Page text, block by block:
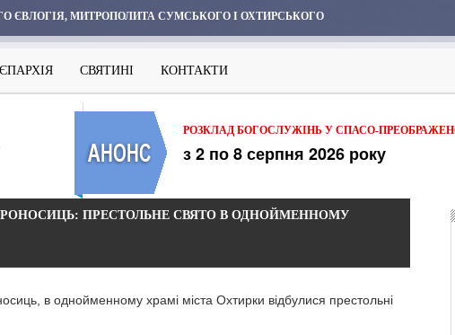
ЄВЛОГІЯ, МИТРОПОЛИТА СУМСЬКОГО І ОХТИРСЬКОГО
ЄПАРХІЯ СВЯТИНІ КОНТАКТИ
РОЗКЛАД БОГОСЛУЖІНЬ У СПАСО-
з 2 по 8 серпня 2026 року
ПРЕСТОЛЬНЕ СВЯТО В ОДНОЙМЕННОМУ
в однойменному храмі міста Охтирки відбулися престольні